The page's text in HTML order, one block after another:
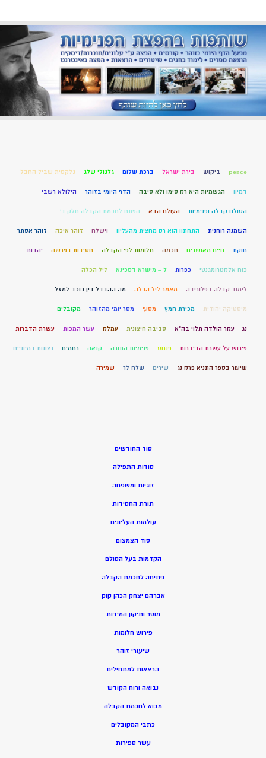
peace ביקוש בירת ישראל ברכת שלום גלגולי שלג גלקסית שביל החבל
דמיון הגשמיות היא רק סימן ולא סיבה הדף היומי בזוהר הילולא רשבי
הסולם קבלה ופנימיות העולם הבא הפתח לחכמת הקבלה חלק ב'
השמנה רוחנית התחתון הוא רק מחצית מהעליון וישלח זוהר איכה זוהר אסתר
חוקת חיים מאושרים חכמה חלומות לפי הקבלה חסידות בפרשה יהדות
כוח אלקטרומגנטי כפרות ל – מישרא דסכינא ליל הכלה
לימוד קבלה בפלורידה מאמר ליל הכלה מה ההבדל בין כוכב למזל
מיסטיקה יהודית מכירת חמץ מסעי מסר יומי מהזוהר מקובלים
נג – עקר הולדה תלוי בה"א סביבה חיצונית עמלק עשר המכות עשרת הדברות
פירוש על עשרת הדיברות פנחס פנימיות התורה קנאה רחמים רצונות דמיוניים
שיעור בספר התניא פרק נג שירים שלח לך שמירה
סוד החודשים
סודות התפילה
זוגיות ומשפחה
תורת החסידות
עולמות העליונים
סוד הצמצום
הקדמות בעל הסולם
פתיחה לחכמת הקבלה
אברהם יצחק הכהן קוק
מוסר ותיקון המידות
פירוש חלומות
שיעורי זוהר
הרצאות למתחילים
נבואה ורוח הקודש
מבוא לחכמת הקבלה
כתבי המקובלים
עשר ספירות